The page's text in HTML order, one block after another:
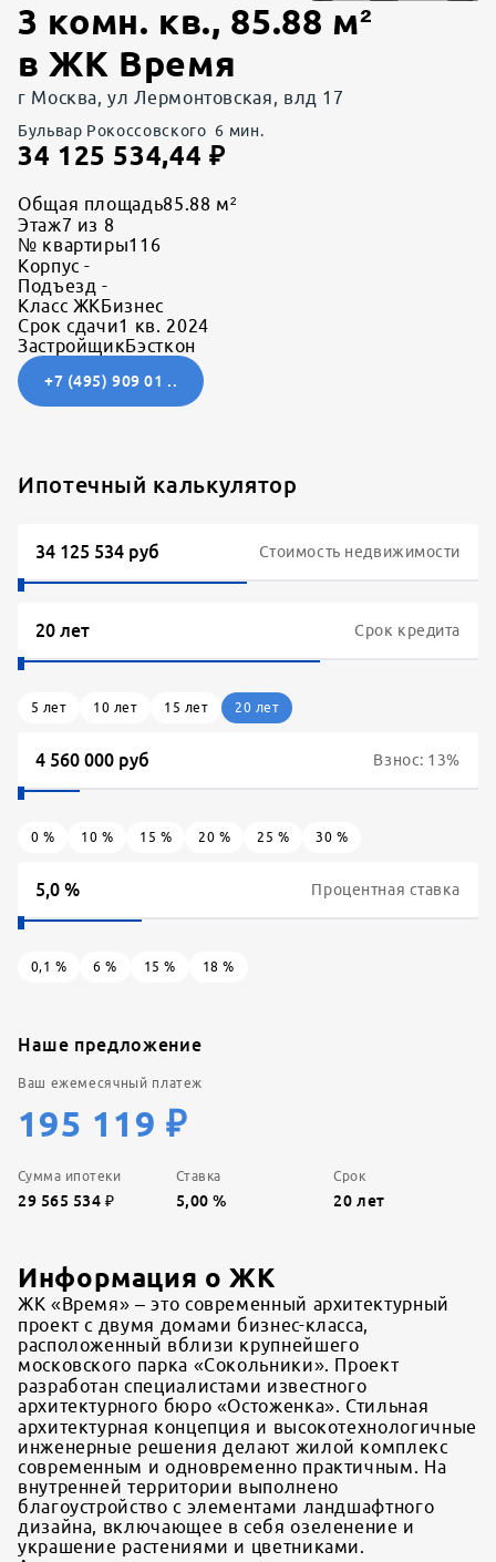
3 комн. кв., 85.88 м²
вЖК Время
г Москва, ул Лермонтовская, влд 17
Бульвар Рокоссовского 6 мин.
34 125 534,44 ₽
Общая площадь85.88 м²
Этаж7 из 8
№ квартиры116
Корпус -
Подъезд -
Класс ЖК Бизнес
Срок сдачи1 кв. 2024
Застройщик Бэсткон
+7 (495) 909 01 ..
Ипотечный калькулятор
Стоимость недвижимости
Взнос: 13%
0 % 10 % 15 % 20 % 25 % 30 %
Срок кредита
5 лет 10 лет 15 лет 20 лет
Процентная ставка
0,1 % 6 % 15 % 18 %
Наше предложение
Ваш ежемесячный платеж
195 119 ₽
Сумма ипотеки
29 565 534 ₽
Ставка
5,00 %
Срок
20 лет
Информация о ЖК
ЖК «Время» – это современный архитектурный
проект с двумя домами бизнес-класса,
расположенный вблизи крупнейшего
московского парка «Сокольники». Проект
разработан специалистами известного
архитектурного бюро «Остоженка». Стильная
архитектурная концепция и высокотехнологичные
инженерные решения делают жилой комплекс
современным и одновременно практичным. На
внутренней территории выполнено
благоустройство с элементами ландшафтного
дизайна, включающее в себя озеленение и
украшение растениями и цветниками.